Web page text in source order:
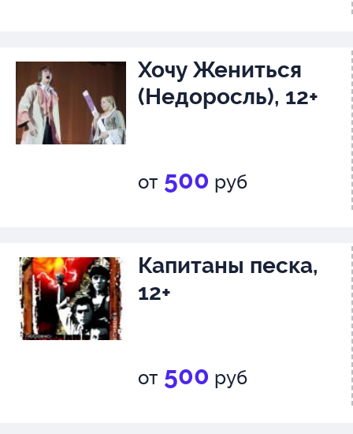
Хочу Жениться
(Недоросль), 12+
от 500 руб
Капитаны песка,
12+
от 500 руб